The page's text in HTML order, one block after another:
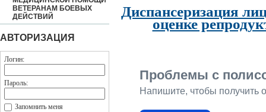
ВЕТЕРАНАМ БОЕВЫХ
ДЕЙСТВИЙ
АВТОРИЗАЦИЯ
Логин:
Пароль:
Запомнить меня
Диспансеризация
оценке
Проблемы с
Напишите, чтобы получить